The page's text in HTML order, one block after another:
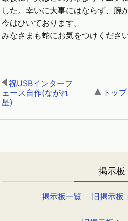
した。幸いに大事にはならず、腕
今はひいております。
みなさまも蛇にお気をつけください
祝USBインターフ
ェース自作(ながれ
星)
トップ,
掲示板
掲示板一覧 旧掲示板